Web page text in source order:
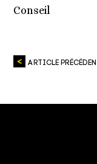
Conseil
ARTICLE